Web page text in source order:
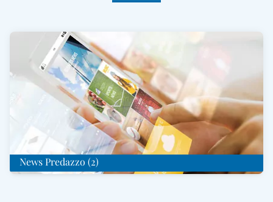
News Predazzo (2)